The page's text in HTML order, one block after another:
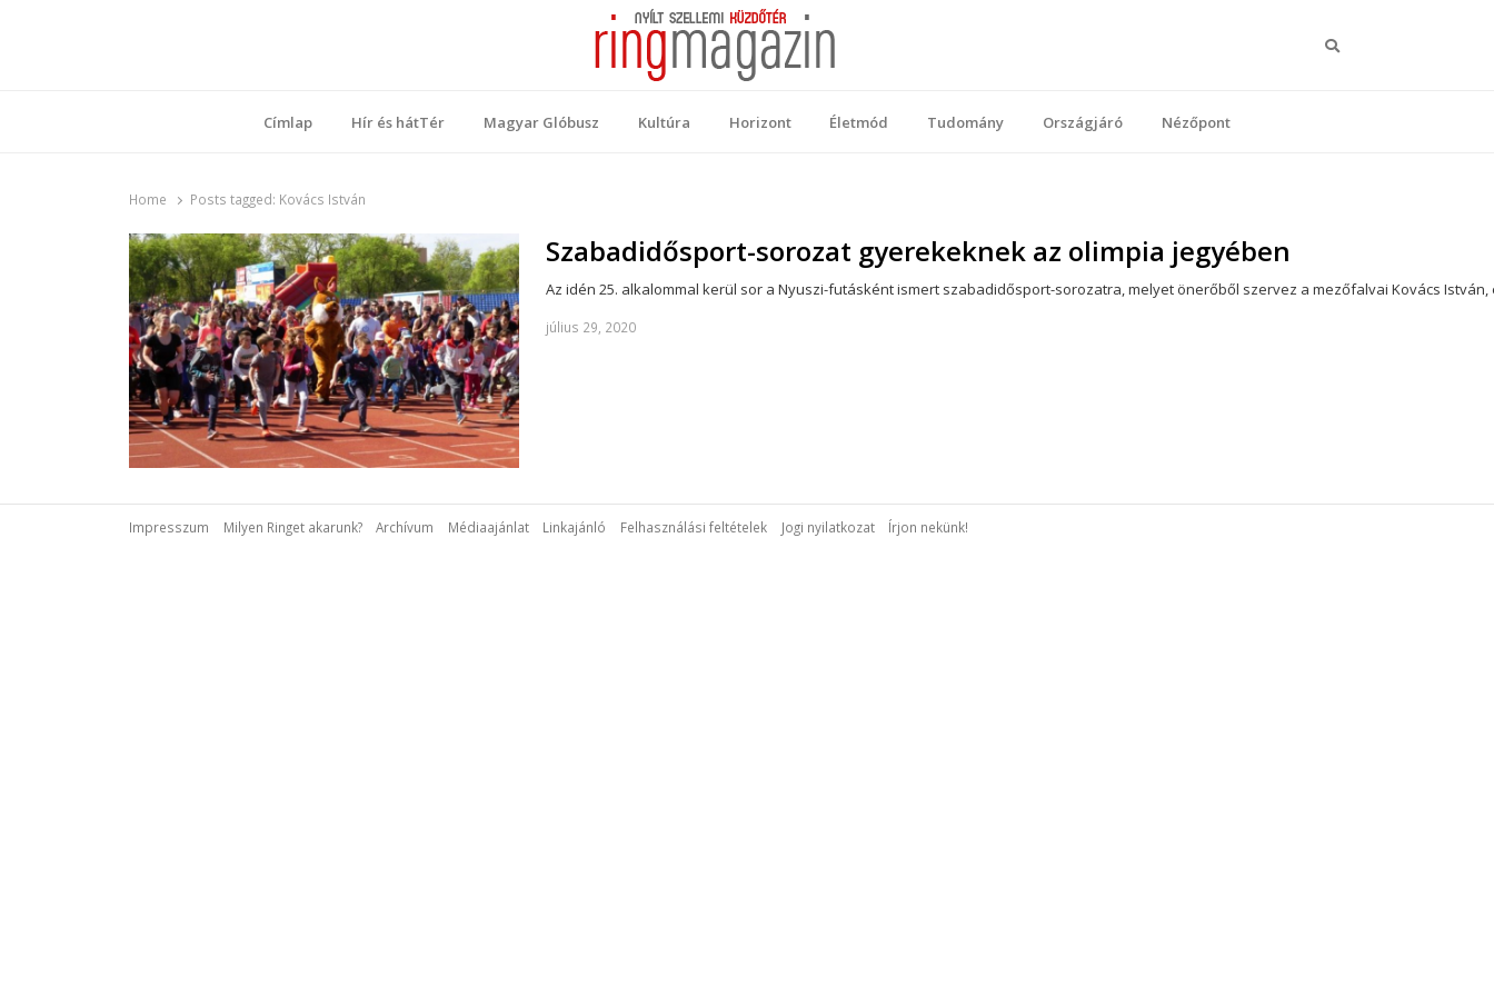
Címlap Hír és hátTér Magyar Glóbusz Kultúra Horizont Életmód Tudomány Országjáró Nézőpont
Home Posts tagged: Kovács István
Szabadidősport-sorozat gyerekeknek az olimpia jegyében
Az idén 25. alkalommal kerül sor a Nyuszi-futásként ismert szabadidősport-sorozatra, melyet önerőből szervez a mezőfalvai Kovács
július 29, 2020
Impresszum Milyen Ringet akarunk? Archívum Médiaajánlat Linkajánló Felhasználási feltételek Jogi nyilatkozat Írjon nekünk!